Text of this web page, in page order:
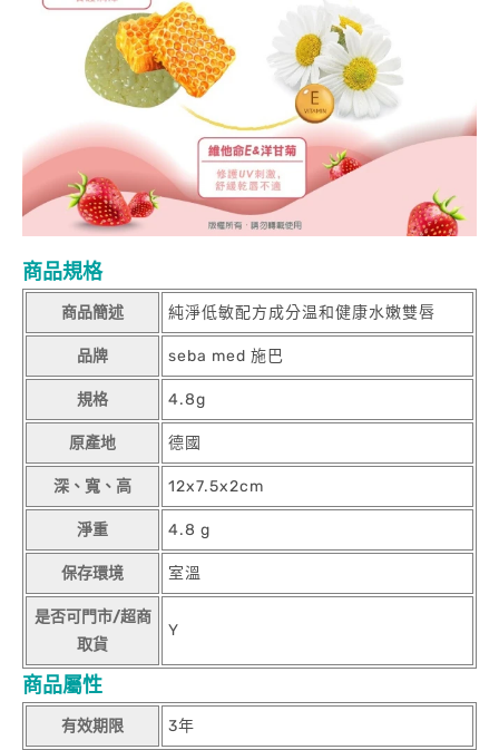
商品規格
商品簡述 純淨低敏配方成分温和健康水嫩雙唇
品牌 seba med 施巴
規格 4.8g
原產地 德國
深、寬、高 12x7.5x2cm
淨重 4.8 g
保存環境 室溫
是否可門市/超商
取貨
Y
商品屬性
有效期限 3年